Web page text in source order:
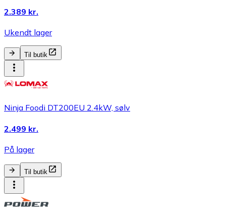
2.389 kr.
Ukendt lager
Til butik
Ninja Foodi DT200EU 2.4kW, sølv
2.499 kr.
På lager
Til butik